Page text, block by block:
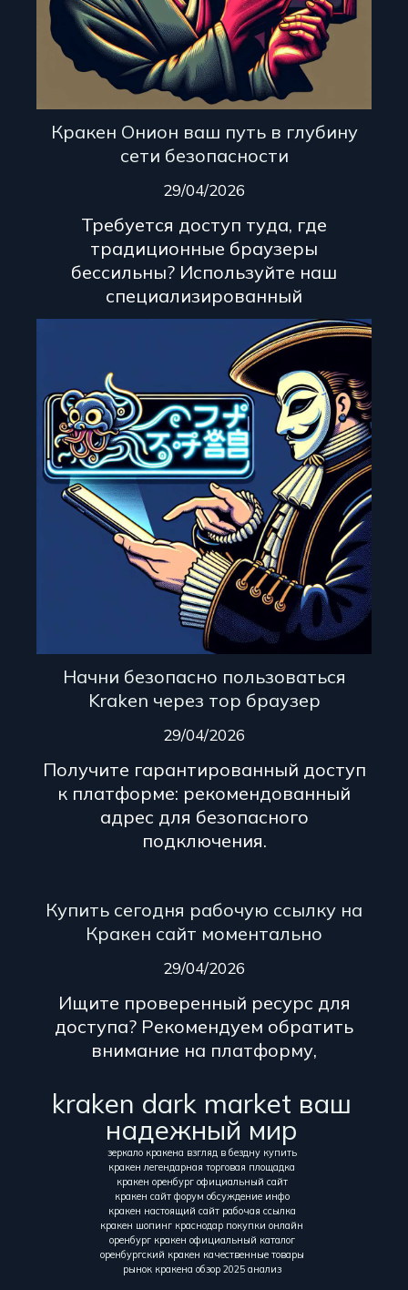
Кракен Онион ваш путь в глубину
сети безопасности
29/04/2026
Требуется доступ туда, где
традиционные браузеры
бессильны? Используйте наш
специализированный
Начни безопасно пользоваться
Kraken через тор браузер
29/04/2026
Получите гарантированный доступ
к платформе: рекомендованный
адрес для безопасного
подключения.
Купить сегодня рабочую ссылку на
Кракен сайт моментально
29/04/2026
Ищите проверенный ресурс для
доступа? Рекомендуем обратить
внимание на платформу,
kraken dark market ваш
надежный мир
зеркало кракена взгляд в бездну купить
кракен легендарная торговая площадка
кракен оренбург официальный сайт
кракен сайт форум обсуждение инфо
кракен настоящий сайт рабочая ссылка
кракен шопинг краснодар покупки онлайн
оренбург кракен официальный каталог
оренбургский кракен качественные товары
рынок кракена обзор 2025 анализ